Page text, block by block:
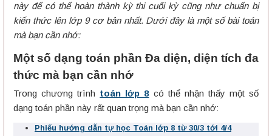
này để có thể hoàn thành kỳ thi cuối kỳ cũng như chuẩn bị
kiến thức lên lớp 9 cơ bản nhất. Dưới đây là một số bài toán
mà bạn cần nhớ:
Một số dạng toán phần Đa diện, diện tích đa
thức mà bạn cần nhớ
Trong chương trình toán lớp 8có thể nhận thấy một số
dạng toán phần này rất quan trọng mà bạn cần nhớ:
Phiếu hướng dẫn tự học Toán lớp 8 từ 30/3 tới 4/4